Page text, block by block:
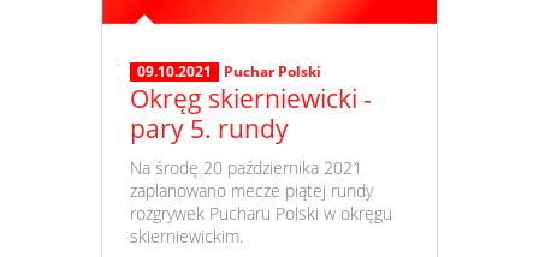
09.10.2021 Puchar Polski
Okręg skierniewicki -
pary 5. rundy
​ Na środę 20 października 2021
zaplanowano mecze piątej rundy
rozgrywek Pucharu Polski w okręgu
skierniewickim.